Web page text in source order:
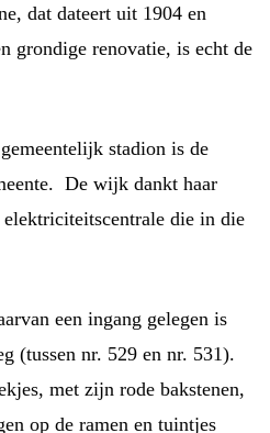
dat dateert uit 1904 en
grondige renovatie, is echt de
stadion is de
De wijk dankt haar
elektriciteitscentrale die in die
een ingang gelegen is
(tussen nr. 529 en nr. 531).
met zijn rode bakstenen,
op de ramen en tuintjes